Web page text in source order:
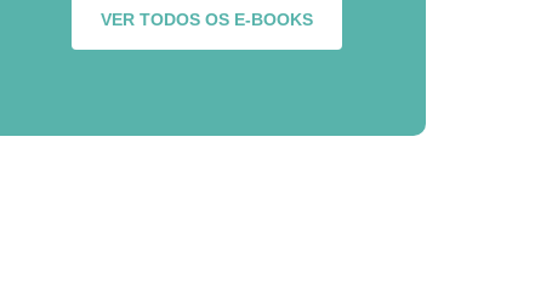
VER TODOS OS E-BOOKS